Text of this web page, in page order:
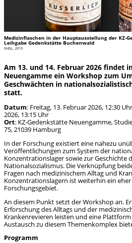
Medizinflaschen in der Hauptausstellung der KZ-
Leihgabe Gedenkstätte Buchenwald
SHGL, 2015
Am 13. und 14. Februar 2026 findet
Neuengamme ein Workshop zum
Geschwächten in
statt.
Datum: Freitag, 13. Februar 2026, 12:30
2026, 13:15 Uhr
Ort: KZ-Gedenkstätte Neuengamme,
75, 21039 Hamburg
In der Forschung existiert eine nahezu
Veröffentlichungen zum System der
Konzentrationslager sowie zur Geschichte
Nationalsozialismus. Die Verknüpfung
Fragen nach medizinischem Alltag und
Konzentrationslagern ist weiterhin ein
Forschungsgebiet.
An diesem Punkt setzt der Workshop an.
Erforschung des Alltags und der
Krankenrevieren leisten und eine
Austausch zu diesem Themenkomplex
Programm